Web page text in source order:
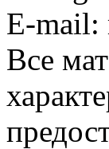
E-mail:
Все